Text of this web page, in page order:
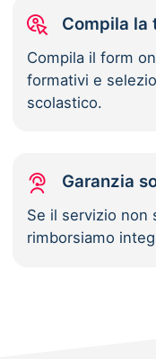
Compila la
Compila il form
formativi e
scolastico.
Garanzia
Se il servizio non
rimborsiamo